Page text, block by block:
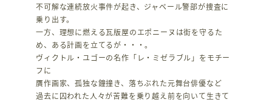
不可解な連続放火事件が起き、ジャベール警部が捜査に
乗り出す。
一方、理想に燃える瓦版屋のエポニーヌは街を守るた
め、ある計画を立てるが・・・。
ヴィクトル・ユゴーの名作「レ・ミゼラブル」をモチー
フに
贋作画家、孤独な鐘撞き、落ちぶれた元舞台俳優など
過去に囚われた人々が苦難を乗り越え前を向いて生きて